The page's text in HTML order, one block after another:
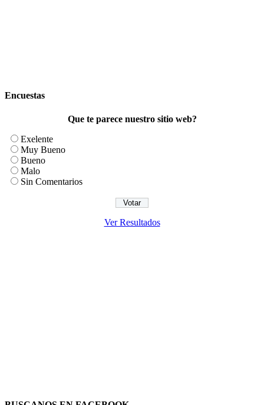
Encuestas
Que te parece nuestro sitio web?
Exelente
Muy Bueno
Bueno
Malo
Sin Comentarios
Ver Resultados